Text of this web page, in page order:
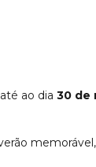
ao dia 30 de